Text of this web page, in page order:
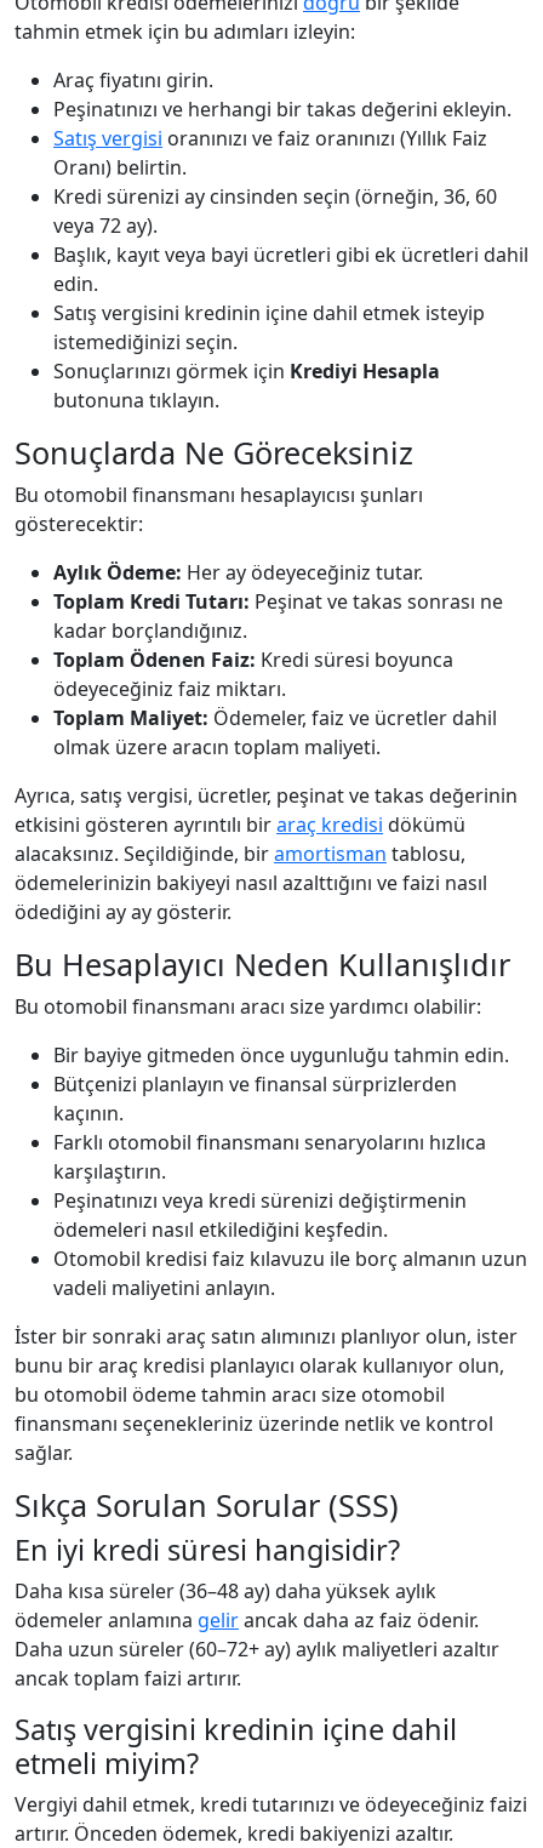
tahmin etmek için bu adımları izleyin:
Araç fiyatını girin.
Peşinatınızı ve herhangi bir takas değerini ekleyin.
Satış vergisi oranınızı ve faiz oranınızı (Yıllık Faiz
Oranı) belirtin.
Kredi sürenizi ay cinsinden seçin (örneğin, 36, 60
veya 72 ay).
Başlık, kayıt veya bayi ücretleri gibi ek ücretleri dahil
edin.
Satış vergisini kredinin içine dahil etmek isteyip
istemediğinizi seçin.
Sonuçlarınızı görmek için Krediyi Hesapla
butonuna tıklayın.
Sonuçlarda Ne Göreceksiniz
Bu otomobil finansmanı hesaplayıcısı şunları
gösterecektir:
Aylık Ödeme: Her ay ödeyeceğiniz tutar.
Toplam Kredi Tutarı: Peşinat ve takas sonrası ne
kadar borçlandığınız.
Toplam Ödenen Faiz: Kredi süresi boyunca
ödeyeceğiniz faiz miktarı.
Toplam Maliyet: Ödemeler, faiz ve ücretler dahil
olmak üzere aracın toplam maliyeti.
Ayrıca, satış vergisi, ücretler, peşinat ve takas değerinin
etkisini gösteren ayrıntılı biraraç kredisi dökümü
alacaksınız. Seçildiğinde, biramortisman tablosu,
ödemelerinizin bakiyeyi nasıl azalttığını ve faizi nasıl
ödediğini ay ay gösterir.
Bu Hesaplayıcı Neden Kullanışlıdır
Bu otomobil finansmanı aracı size yardımcı olabilir:
Bir bayiye gitmeden önce uygunluğu tahmin edin.
Bütçenizi planlayın ve finansal sürprizlerden
kaçının.
Farklı otomobil finansmanı senaryolarını hızlıca
karşılaştırın.
Peşinatınızı veya kredi sürenizi değiştirmenin
ödemeleri nasıl etkilediğini keşfedin.
Otomobil kredisi faiz kılavuzu ile borç almanın uzun
vadeli maliyetini anlayın.
İster bir sonraki araç satın alımınızı planlıyor olun, ister
bunu bir araç kredisi planlayıcı olarak kullanıyor olun,
bu otomobil ödeme tahmin aracı size otomobil
finansmanı seçenekleriniz üzerinde netlik ve kontrol
sağlar.
Sıkça Sorulan Sorular (SSS)
En iyi kredi süresi hangisidir?
Daha kısa süreler (36–48 ay) daha yüksek aylık
ödemeler anlamına gelirancak daha az faiz ödenir.
Daha uzun süreler (60–72+ ay) aylık maliyetleri azaltır
ancak toplam faizi artırır.
Satış vergisini kredinin içine dahil
etmeli miyim?
Vergiyi dahil etmek, kredi tutarınızı ve ödeyeceğiniz faizi
artırır. Önceden ödemek, kredi bakiyenizi azaltır.